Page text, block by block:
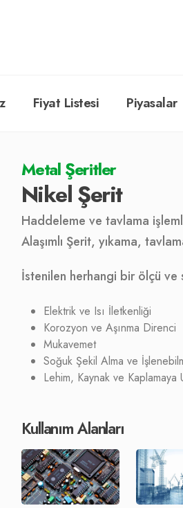
Fiyat Listesi Piyasalar
Metal Şeritler
Nikel Şerit
Haddeleme ve tavlama
Alaşımlı Şerit, yıkama,
İstenilen herhangi bir ölçü
Elektrik ve Isı İletkenliği
Korozyon ve Aşınma Direnci
Mukavemet
Soğuk Şekil Alma ve
Lehim, Kaynak ve Kaplamaya
Kullanım Alanları